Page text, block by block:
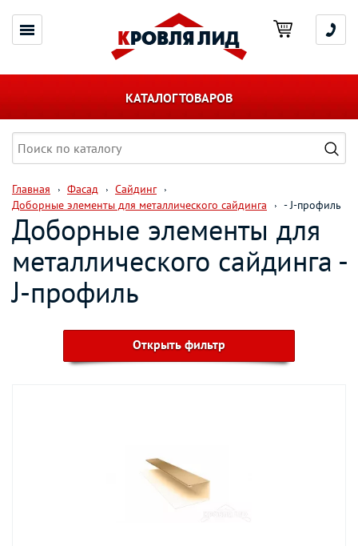
КАТАЛОГ ТОВАРОВ
Главная Фасад
Сайдинг
Доборные элементы для металлического сайдинга
- J-профиль
Доборные элементы для
металлического сайдинга -
J-профиль
Открыть фильтр